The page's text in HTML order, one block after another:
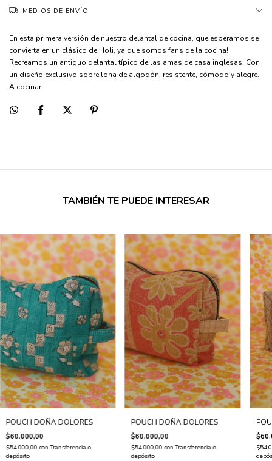
MEDIOS DE ENVÍO
En esta primera versión de nuestro delantal de cocina, que esperamos se
convierta en un clásico de Holi, ya que somos fans de la cocina!
Recreamos un antiguo delantal típico de las amas de casa inglesas. Con
un diseño exclusivo sobre lona de algodón, resistente, cómodo y alegre.
A cocinar!
TAMBIÉN TE PUEDE INTERESAR
POUCH DOÑA DOLORES
$60.000,00
$54.000,00con Transferencia o
depósito
POUCH DOÑA DOLORES
$60.000,00
$54.000,00con Transferencia o
depósito